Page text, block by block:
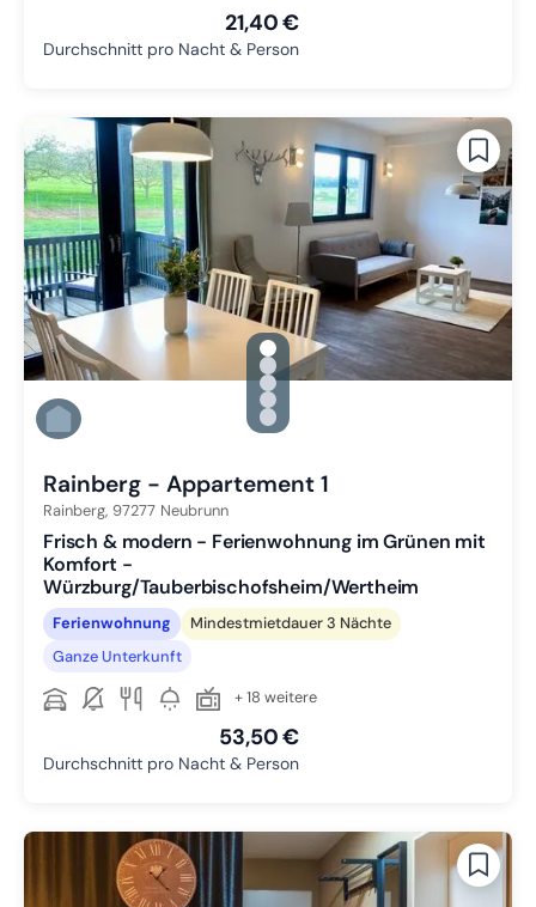
21,40 €
Durchschnitt pro Nacht & Person
gallery.slide_selector
Zu Slide 1 wechseln
Zu Slide 2 wechseln
Zu Slide 3 wechseln
Zu Slide 4 wechseln
Zu Slide 5 wechseln
Rainberg - Appartement 1
Rainberg, 97277 Neubrunn
Frisch & modern - Ferienwohnung im Grünen mit
Komfort -
Würzburg/Tauberbischofsheim/Wertheim
Ferienwohnung
Mindestmietdauer 3 Nächte
Ganze Unterkunft
+ 18 weitere
53,50 €
Durchschnitt pro Nacht & Person